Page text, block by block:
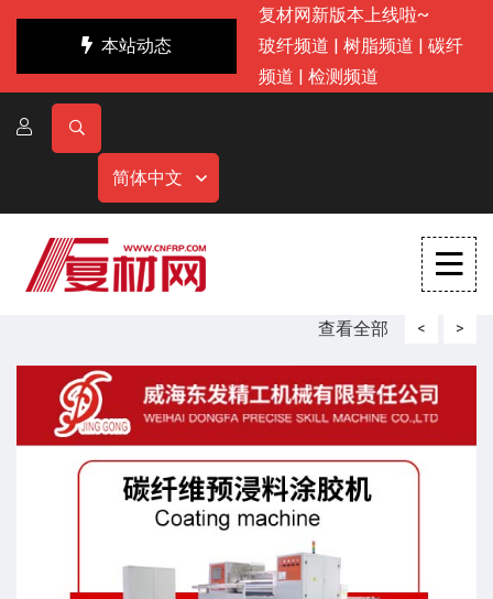
本站动态
复材网新版本上线啦~
玻纤频道 | 树脂频道 | 碳纤
频道 | 检测频道
简体中文
查看全部 < >